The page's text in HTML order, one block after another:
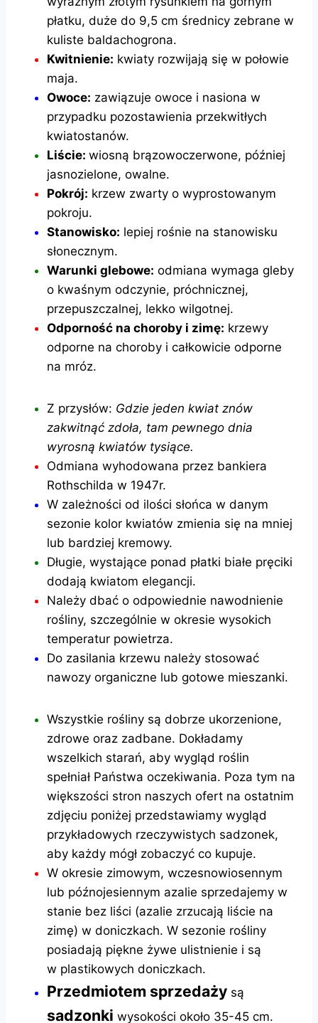
płatku, duże do 9,5 cm średnicy zebrane w
kuliste baldachogrona.
Kwitnienie: kwiaty rozwijają się w połowie
maja.
Owoce: zawiązuje owoce i nasiona w
przypadku pozostawienia przekwitłych
kwiatostanów.
Liście: wiosną brązowoczerwone, później
jasnozielone, owalne.
Pokrój: krzew zwarty o wyprostowanym
pokroju.
Stanowisko: lepiej rośnie na stanowisku
słonecznym.
Warunki glebowe: odmiana wymaga gleby
o kwaśnym odczynie, próchnicznej,
przepuszczalnej, lekko wilgotnej.
Odporność na choroby i zimę: krzewy
odporne na choroby i całkowicie odporne
na mróz.
Z przysłów: Gdzie jeden kwiat znów
zakwitnąć zdoła, tam pewnego dnia
wyrosną kwiatów tysiące.
Odmiana wyhodowana przez bankiera
Rothschilda w 1947r.
W zależności od ilości słońca w danym
sezonie kolor kwiatów zmienia się na mniej
lub bardziej kremowy.
Długie, wystające ponad płatki białe pręciki
dodają kwiatom elegancji.
Należy dbać o odpowiednie nawodnienie
rośliny, szczególnie w okresie wysokich
temperatur powietrza.
Do zasilania krzewu należy stosować
nawozy organiczne lub gotowe mieszanki.
Wszystkie rośliny są dobrze ukorzenione,
zdrowe oraz zadbane. Dokładamy
wszelkich starań, aby wygląd roślin
spełniał Państwa oczekiwania. Poza tym na
większości stron naszych ofert na ostatnim
zdjęciu poniżej przedstawiamy wygląd
przykładowych rzeczywistych sadzonek,
aby każdy mógł zobaczyć co kupuje.
W okresie zimowym, wczesnowiosennym
lub późnojesiennym azalie sprzedajemy w
stanie bez liści (azalie zrzucają liście na
zimę) w doniczkach. W sezonie rośliny
posiadają piękne żywe ulistnienie i są
w plastikowych doniczkach.
Przedmiotem sprzedaży są
sadzonki wysokości około 35-45 cm.